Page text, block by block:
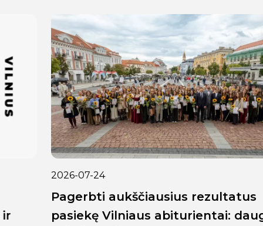
2026-07-24
Pagerbti aukščiausius rezultatus
pasiekę Vilniaus abiturientai: daugiau